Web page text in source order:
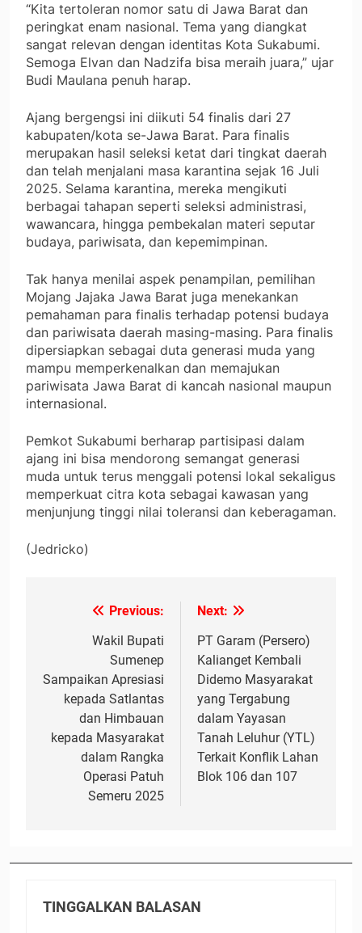
“Kita tertoleran nomor satu di Jawa Barat dan
peringkat enam nasional. Tema yang diangkat
sangat relevan dengan identitas Kota Sukabumi.
Semoga Elvan dan Nadzifa bisa meraih juara,” ujar
Budi Maulana penuh harap.
Ajang bergengsi ini diikuti 54 finalis dari 27
kabupaten/kota se-Jawa Barat. Para finalis
merupakan hasil seleksi ketat dari tingkat daerah
dan telah menjalani masa karantina sejak 16 Juli
2025. Selama karantina, mereka mengikuti
berbagai tahapan seperti seleksi administrasi,
wawancara, hingga pembekalan materi seputar
budaya, pariwisata, dan kepemimpinan.
Tak hanya menilai aspek penampilan, pemilihan
Mojang Jajaka Jawa Barat juga menekankan
pemahaman para finalis terhadap potensi budaya
dan pariwisata daerah masing-masing. Para finalis
dipersiapkan sebagai duta generasi muda yang
mampu memperkenalkan dan memajukan
pariwisata Jawa Barat di kancah nasional maupun
internasional.
Pemkot Sukabumi berharap partisipasi dalam
ajang ini bisa mendorong semangat generasi
muda untuk terus menggali potensi lokal sekaligus
memperkuat citra kota sebagai kawasan yang
menjunjung tinggi nilai toleransi dan keberagaman.
(Jedricko)
NavigasiPrevious:
Wakil Bupati
Sumenep
Sampaikan Apresiasi
kepada Satlantas
dan Himbauan
kepada Masyarakat
dalam Rangka
Operasi Patuh
Semeru 2025
Next:
PT Garam (Persero)
Kalianget Kembali
Didemo Masyarakat
yang Tergabung
dalam Yayasan
Tanah Leluhur (YTL)
Terkait Konflik Lahan
Blok 106 dan 107
TINGGALKAN BALASAN